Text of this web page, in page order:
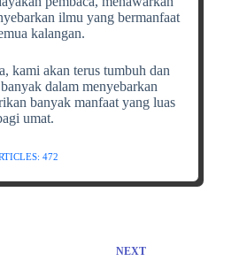
ilmu yang bermanfaat
kalangan.
kami akan terus tumbuh dan
dalam menyebarkan
banyak manfaat yang luas
umat.
472
NEXT